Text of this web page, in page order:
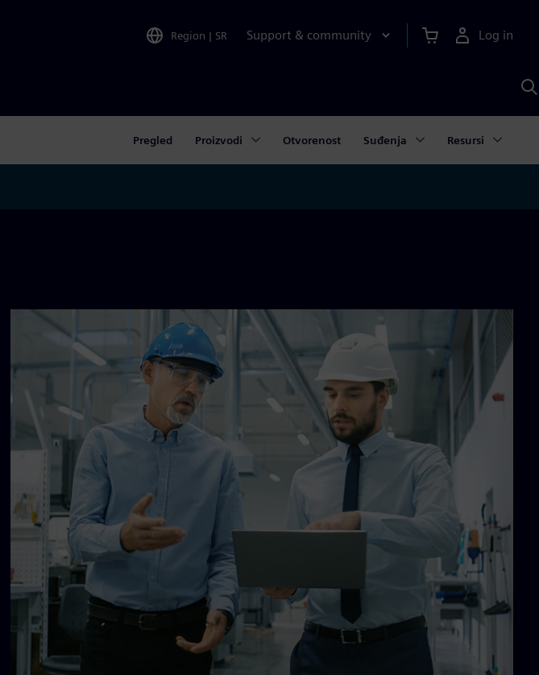
Region | SR Support & community Log in
Pregled Proizvodi Otvorenost Suđenja Resursi